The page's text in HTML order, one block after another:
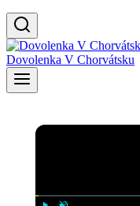
Dovolenka V Chorvátsku